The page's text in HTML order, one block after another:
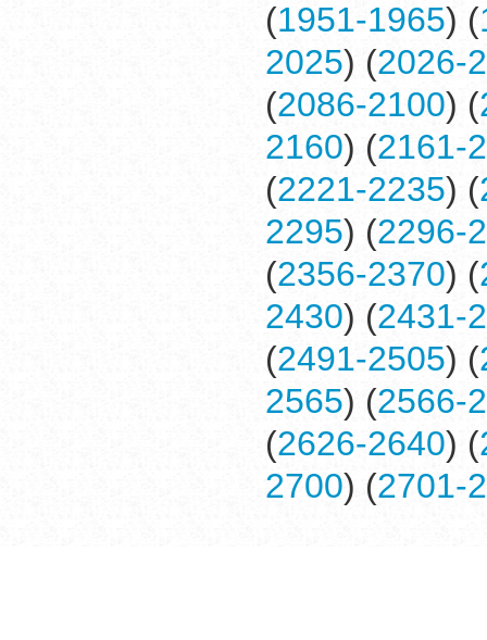
(1951-1965) (
2025) (2026-
(2086-2100) (
2160) (2161-
(2221-2235) (
2295) (2296-
(2356-2370) (
2430) (2431-
(2491-2505) (
2565) (2566-
(2626-2640) (
2700) (2701-